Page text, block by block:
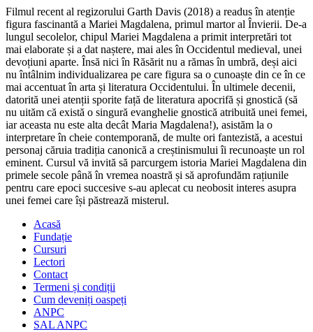
Filmul recent al regizorului Garth Davis (2018) a readus în atenție
figura fascinantă a Mariei Magdalena, primul martor al Învierii. De-a
lungul secolelor, chipul Mariei Magdalena a primit interpretări tot
mai elaborate și a dat naștere, mai ales în Occidentul medieval, unei
devoțiuni aparte. Însă nici în Răsărit nu a rămas în umbră, deși aici
nu întâlnim individualizarea pe care figura sa o cunoaște din ce în ce
mai accentuat în arta și literatura Occidentului. În ultimele decenii,
datorită unei atenții sporite față de literatura apocrifă și gnostică (să
nu uităm că există o singură evanghelie gnostică atribuită unei femei,
iar aceasta nu este alta decât Maria Magdalena!), asistăm la o
interpretare în cheie contemporană, de multe ori fantezistă, a acestui
personaj căruia tradiția canonică a creștinismului îi recunoaște un rol
eminent. Cursul vă invită să parcurgem istoria Mariei Magdalena din
primele secole până în vremea noastră și să aprofundăm rațiunile
pentru care epoci succesive s-au aplecat cu neobosit interes asupra
unei femei care își păstrează misterul.
Acasă
Fundație
Cursuri
Lectori
Contact
Termeni și condiții
Cum deveniți oaspeți
ANPC
SAL ANPC